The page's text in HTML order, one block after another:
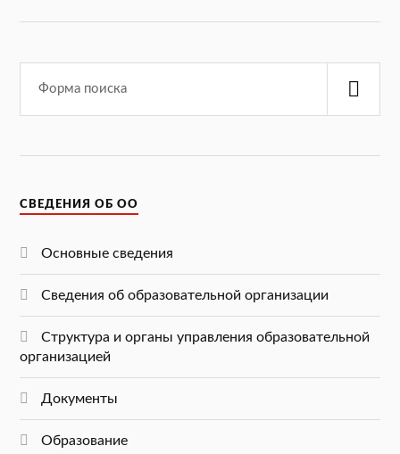
СВЕДЕНИЯ ОБ ОО
Основные сведения
Сведения об образовательной организации
Структура и органы управления образовательной
организацией
Документы
Образование